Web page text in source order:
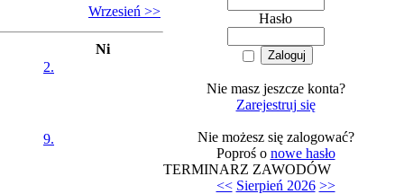
Wrzesień >>
Ni
2.
9.
Hasło
Nie masz jeszcze konta?
Zarejestruj się
Nie możesz się zalogować?
Poproś o nowe hasło
TERMINARZ ZAWODÓW
<< Sierpień 2026 >>